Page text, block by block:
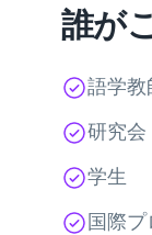
誰が
語学教
研究会
学生
国際